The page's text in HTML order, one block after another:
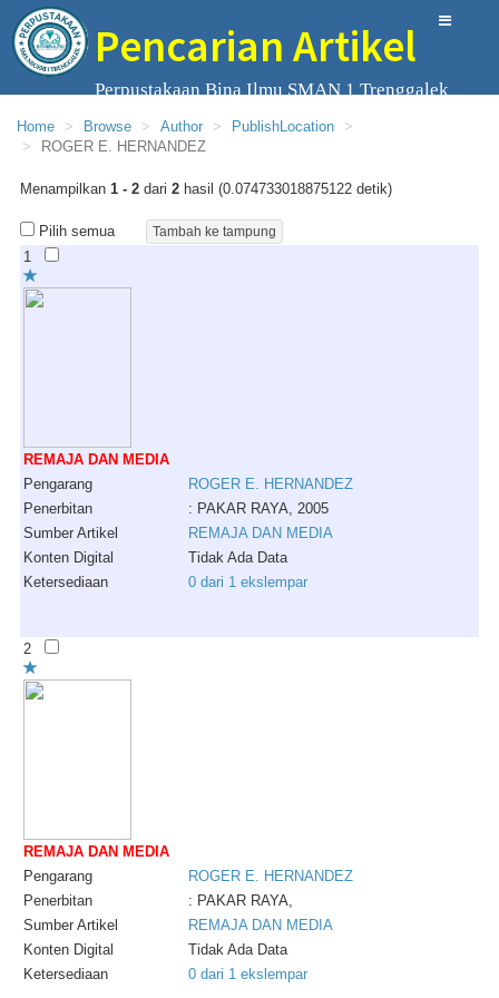
Pencarian Artikel
Perpustakaan Bina Ilmu SMAN 1 Trenggalek
Home Browse Author
PublishLocation
ROGER E. HERNANDEZ
Menampilkan 1 - 2 dari 2 hasil (0.074733018875122 detik)
Pilih semua
1
REMAJA DAN MEDIA
Pengarang
ROGER E. HERNANDEZ
Penerbitan
: PAKAR RAYA, 2005
Sumber Artikel
REMAJA DAN MEDIA
Konten Digital
Tidak Ada Data
Ketersediaan
0 dari 1 ekslempar
2
REMAJA DAN MEDIA
Pengarang
ROGER E. HERNANDEZ
Penerbitan
: PAKAR RAYA,
Sumber Artikel
REMAJA DAN MEDIA
Konten Digital
Tidak Ada Data
Ketersediaan
0 dari 1 ekslempar